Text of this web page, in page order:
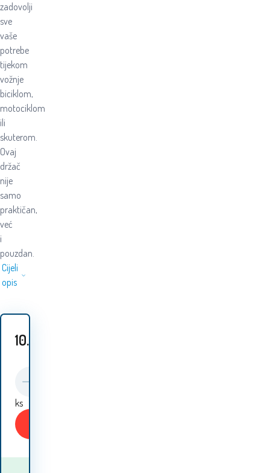
zadovolji
sve
vaše
potrebe
tijekom
vožnje
biciklom,
motociklom
ili
skuterom.
Ovaj
držač
nije
samo
praktičan,
već
i
pouzdan.
Cijeli
opis
10.70
ks